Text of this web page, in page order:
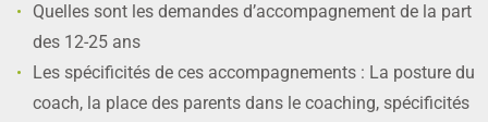
Quelles sont les demandes d’accompagnement de la part
des 12-25 ans
Les spécificités de ces accompagnements : La posture du
coach, la place des parents dans le coaching, spécificités